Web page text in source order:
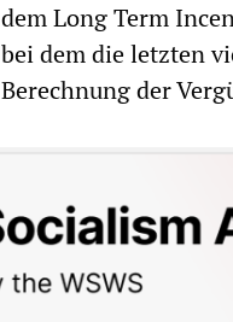
dem Long Term
bei dem die letzten
Berechnung der